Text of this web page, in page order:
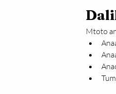
Mtoto